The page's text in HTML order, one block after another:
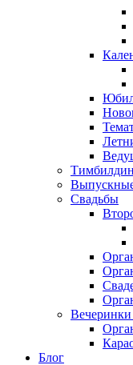
Свадьбы
Вечеринки
Блог